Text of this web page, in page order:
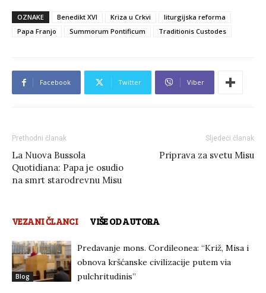
OZNAKE Benedikt XVI Kriza u Crkvi
liturgijska reforma
Papa Franjo
Summorum Pontificum Traditionis Custodes
Facebook Twitter Viber
Prethodni članak
La Nuova Bussola
Quotidiana: Papa je osudio
na smrt starodrevnu Misu
Sljedeći članak
Priprava za svetu Misu
VEZANI ČLANCI VIŠE OD AUTORA
Blog
Predavanje mons. Cordileonea: “Križ, Misa i
obnova kršćanske civilizacije putem via
pulchritudinis”